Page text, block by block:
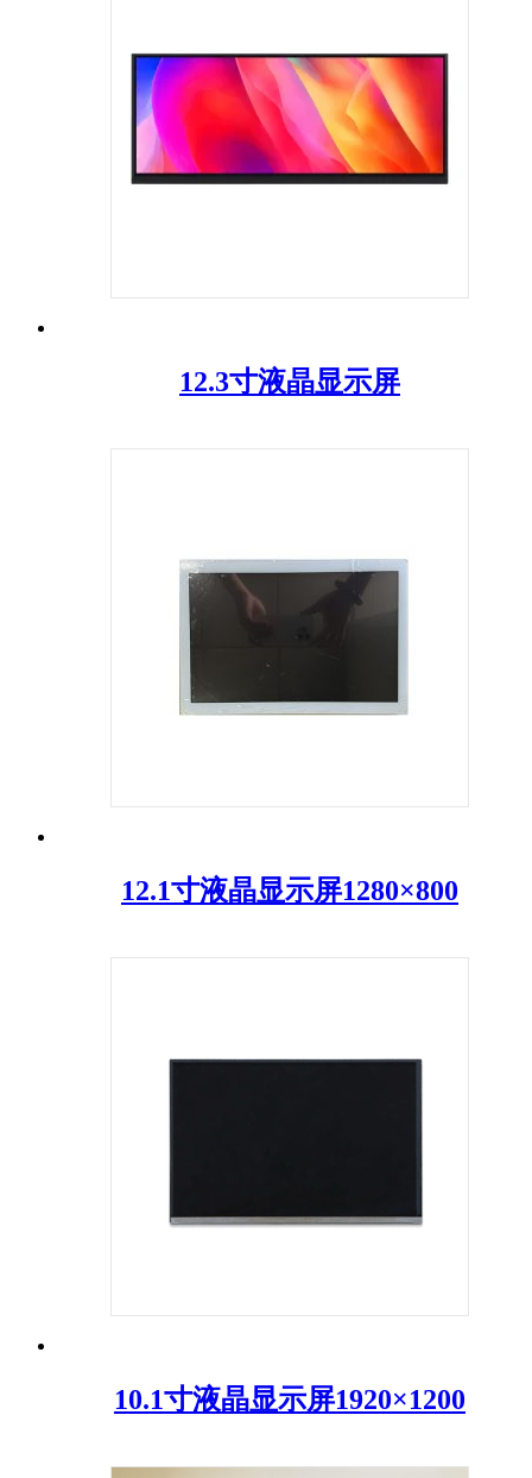
12.3寸液晶显示屏
12.1寸液晶显示屏1280×800
10.1寸液晶显示屏1920×1200